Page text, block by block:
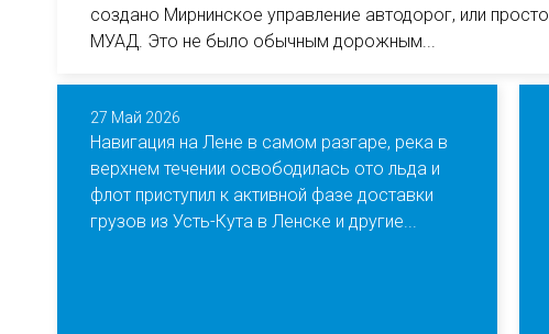
создано Мирнинское управление автодорог, или просто
МУАД. Это не было обычным дорожным...
27 Май 2026
Навигация на Лене в самом разгаре, река в
верхнем течении освободилась ото льда и
флот приступил к активной фазе доставки
грузов из Усть-Кута в Ленске и другие...